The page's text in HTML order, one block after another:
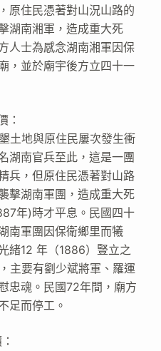
原住民憑著對山況山路的
湖南湘軍，造成重大死
人士為感念湖南湘軍因保
，並於廟宇後方立四十一
：
土地與原住民屢次發生衝
湖南官兵至此，這是一團
兵，但原住民憑著對山路
擊湖南軍團，造成重大死
年)時才平息。民國四十
南軍團因保衛鄉里而犧
緒12 年（1886）豎立之
主要有劉少斌將軍、羅運
忠魂。民國72年間，廟方
足而停工。